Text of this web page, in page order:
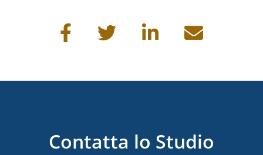
Condividi questa pagina
Contatta lo Studio